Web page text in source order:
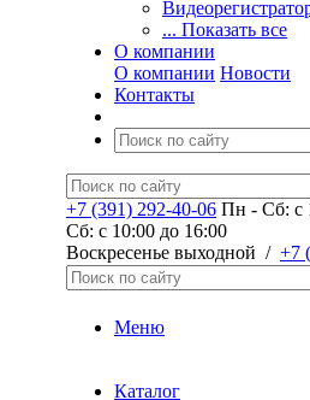
... Показать все
О компании
О компании Новости
Контакты
+7 (391) 292-40-06 Пн - Сб: c
Сб: c 10:00 до 16:00
​Воскресенье выходной / +7
Меню
Каталог